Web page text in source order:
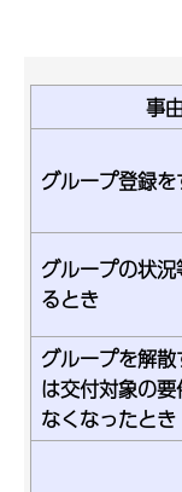
事
グループ登録
グループの状
るとき
グループを解
は交付対象の
なくなったとき